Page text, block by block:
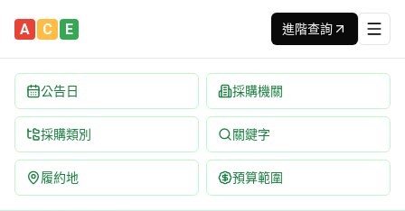
A C E 進階查詢
公告日 採購機關
採購類別 關鍵字
履約地 預算範圍